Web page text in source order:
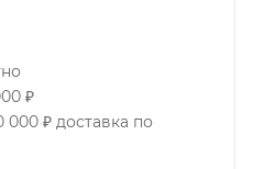
₽
₽ доставка по